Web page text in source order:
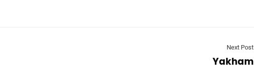
Next Post
Yakham